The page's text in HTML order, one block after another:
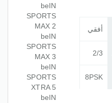
أفقي
2/3
8PSK
beIN
SPORTS
MAX 2
beIN
SPORTS
MAX 3
beIN
SPORTS
XTRA 5
beIN